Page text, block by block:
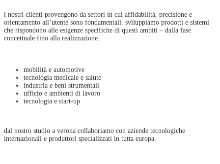
i nostri clienti provengono da settori in cui affidabilità, precisione e
orientamento all’utente sono fondamentali. sviluppiamo prodotti e sistemi
che rispondono alle esigenze specifiche di questi ambiti – dalla fase
concettuale fino alla realizzazione.
mobilità e automotive
tecnologia medicale e salute
industria e beni strumentali
ufficio e ambienti di lavoro
tecnologia e start-up
dal nostro studio a verona collaboriamo con aziende tecnologiche
internazionali e produttori specializzati in tutta europa.